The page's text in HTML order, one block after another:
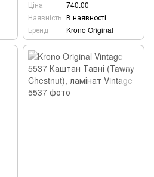
Ціна
740.00
Наявність В наявності
Бренд
Krono Original